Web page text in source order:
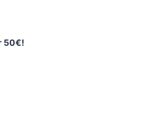
50€!